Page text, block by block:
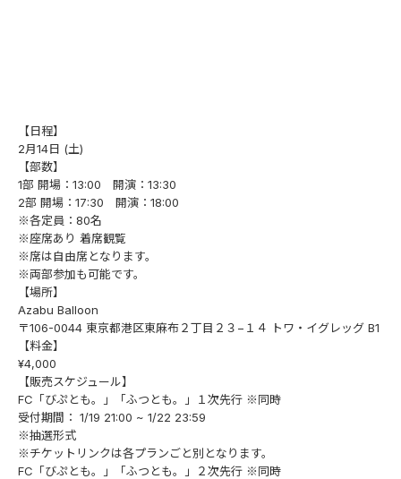
【日程】
2月14日 (土)
【部数】
1部 開場：13:00 開演：13:30
2部 開場：17:30 開演：18:00
※各定員：80名
※座席あり 着席観覧
※席は自由席となります。
※両部参加も可能です。
【場所】
Azabu Balloon
〒106-0044 東京都港区東麻布２丁目２３−１４ トワ・イグレッグ B1
【料金】
¥4,000
【販売スケジュール】
FC「びぷとも。」「ふつとも。」１次先行 ※同時
受付期間： 1/19 21:00 ~ 1/22 23:59
※抽選形式
※チケットリンクは各プランごと別となります。
FC「びぷとも。」「ふつとも。」２次先行 ※同時